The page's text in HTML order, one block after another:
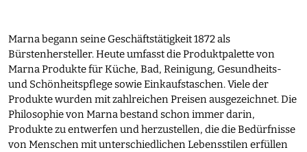
Marna begann seine Geschäftstätigkeit 1872 als
Bürstenhersteller. Heute umfasst die Produktpalette von
Marna Produkte für Küche, Bad, Reinigung, Gesundheits-
und Schönheitspflege sowie Einkaufstaschen. Viele der
Produkte wurden mit zahlreichen Preisen ausgezeichnet. Die
Philosophie von Marna bestand schon immer darin,
Produkte zu entwerfen und herzustellen, die die Bedürfnisse
von Menschen mit unterschiedlichen Lebensstilen erfüllen